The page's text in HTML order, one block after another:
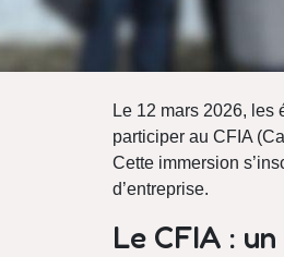
Le 12 mars 2026, les
participer au CFIA
Cette immersion
d’entreprise.
Le CFIA :